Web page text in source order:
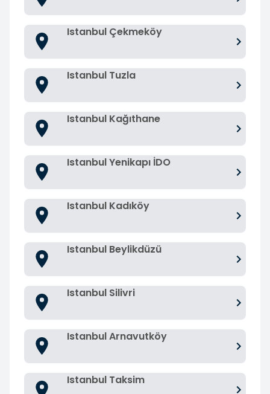
Istanbul Çekmeköy
Istanbul Tuzla
Istanbul Kağıthane
Istanbul Yenikapı İDO
Istanbul Kadıköy
Istanbul Beylikdüzü
Istanbul Silivri
Istanbul Arnavutköy
Istanbul Taksim